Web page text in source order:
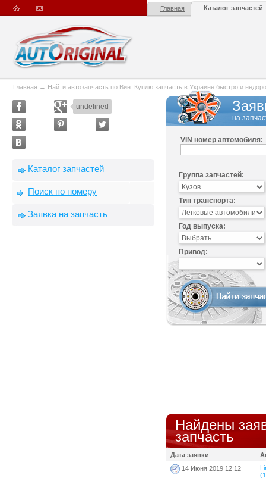
Главная Каталог запчастей
Главная → Найти автозапчасть по Вин. Куплю запчасть в Украине быстро и
undefined
Каталог запчастей
Поиск по номеру
Заявка на запчасть
на
VIN номер автомобиля:
Группа запчастей:
Тип транспорта:
Год выпуска:
Привод:
Найдены
запчасть
Дата заявки
14 Июня 2019 12:12